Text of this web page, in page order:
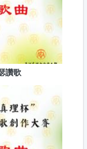
讚歌